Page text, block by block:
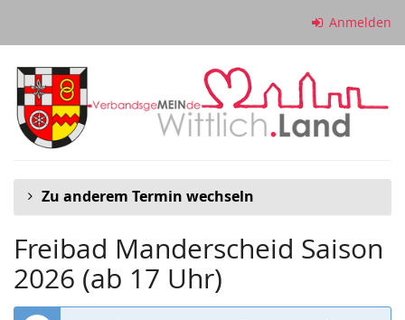
springen
Anmelden
Zu anderem Termin wechseln
Freibad Manderscheid Saison
2026 (ab 17 Uhr)